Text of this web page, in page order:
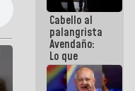
Cabello al
palangrista
Avendaño:
Lo que
vayas a
escribir